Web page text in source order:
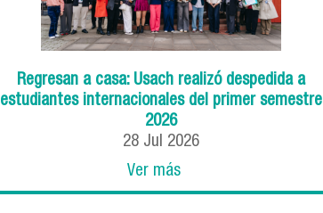
Regresan a casa: Usach realizó despedida a
estudiantes internacionales del primer semestre
2026
28 Jul 2026
Ver más